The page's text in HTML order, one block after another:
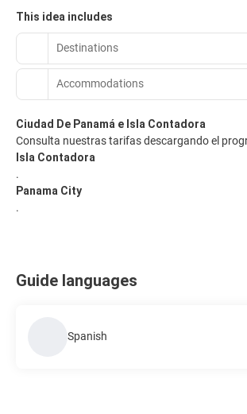
This idea includes
Destinations
Accommodations
Ciudad De Panamá e Isla Contadora
Consulta nuestras tarifas descargando el
Isla Contadora
.
Panama City
.
Guide languages
Spanish